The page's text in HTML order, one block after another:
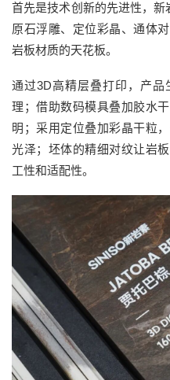
首先是技术创新的先进性，新
原石浮雕、 定位彩晶、 通体
岩板材质的天花板。
通过3D高精层叠打印 ，产品
理 ；借助数码模具叠加胶水干
明 ；采用定位叠加彩晶干粒，
光泽； 坯体的精细对纹让岩板
工性和适配性。